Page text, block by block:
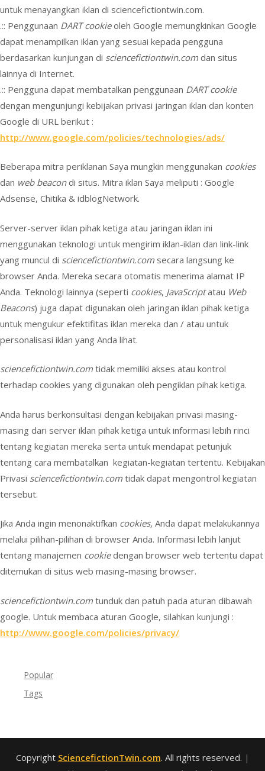
untuk menayangkan iklan di sciencefictiontwin.com.
.:: Penggunaan DART cookieoleh Google memungkinkan Google
dapat menampilkan iklan yang sesuai kepada pengguna
berdasarkan kunjungan di sciencefictiontwin.com dan situs
lainnya di Internet.
.:: Pengguna dapat membatalkan penggunaan DART cookie
dengan mengunjungi kebijakan privasi jaringan iklan dan konten
Google di URL berikut :
http://www.google.com/policies/technologies/ads/
Beberapa mitra periklanan Saya mungkin menggunakan cookies
dan web beacondi situs. Mitra iklan Saya meliputi : Google
Adsense, Chitika & idblogNetwork.
Server-server iklan pihak ketiga atau jaringan iklan ini
menggunakan teknologi untuk mengirim iklan-iklan dan link-link
yang muncul di sciencefictiontwin.com secara langsung ke
browser Anda. Mereka secara otomatis menerima alamat IP
Anda. Teknologi lainnya (seperti cookies, JavaScriptatau Web
Beacons) juga dapat digunakan oleh jaringan iklan pihak ketiga
untuk mengukur efektifitas iklan mereka dan / atau untuk
personalisasi iklan yang Anda lihat.
sciencefictiontwin.com tidak memiliki akses atau kontrol
terhadap cookies yang digunakan oleh pengiklan pihak ketiga.
Anda harus berkonsultasi dengan kebijakan privasi masing-
masing dari server iklan pihak ketiga untuk informasi lebih rinci
tentang kegiatan mereka serta untuk mendapat petunjuk
tentang cara membatalkan kegiatan-kegiatan tertentu. Kebijakan
Privasi sciencefictiontwin.com tidak dapat mengontrol kegiatan
tersebut.
Jika Anda ingin menonaktifkan cookies, Anda dapat melakukannya
melalui pilihan-pilihan di browser Anda. Informasi lebih lanjut
tentang manajemen cookiedengan browser web tertentu dapat
ditemukan di situs web masing-masing browser.
sciencefictiontwin.com tunduk dan patuh pada aturan dibawah
google. Untuk membaca aturan Google, silahkan kunjungi :
http://www.google.com/policies/privacy/
Popular
Tags
Copyright SciencefictionTwin.com. All rights reserved. |